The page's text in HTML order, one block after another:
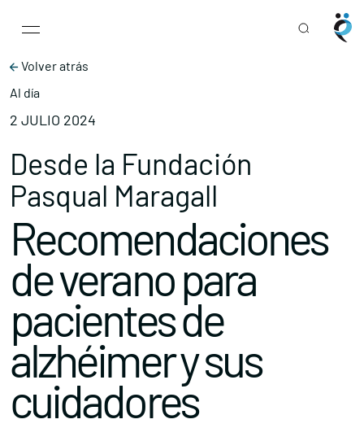
Main Navigation
Volver atrás
Al día
2 JULIO 2024
Desde la Fundación
Pasqual Maragall
Recomendaciones
de verano para
pacientes de
alzhéimer y sus
cuidadores